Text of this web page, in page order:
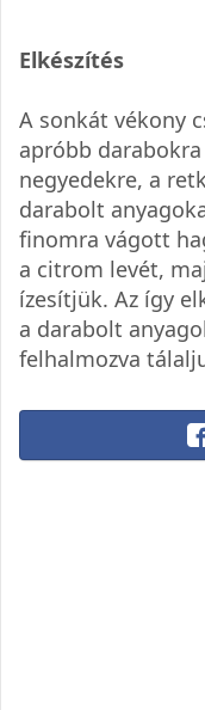
Elkészítés
A sonkát vékony
apróbb
negyedekre, a
darabolt
finomra vágott
a citrom levét,
ízesítjük. Az így
a darabolt
felhalmozva